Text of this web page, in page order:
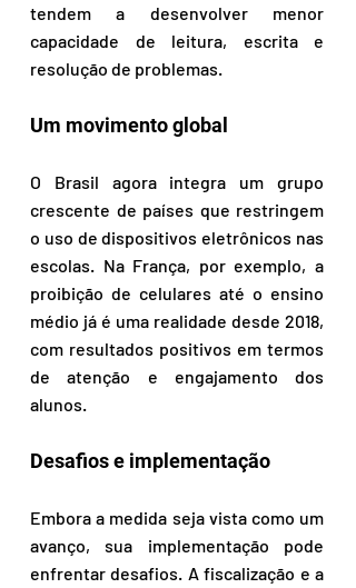
tendem a desenvolver menor
capacidade de leitura, escrita e
resolução de problemas.
Um movimento global
O Brasil agora integra um grupo
crescente de países que restringem
o uso de dispositivos eletrônicos nas
escolas. Na França, por exemplo, a
proibição de celulares até o ensino
médio já é uma realidade desde 2018,
com resultados positivos em termos
de atenção e engajamento dos
alunos.
Desafios e implementação
Embora a medida seja vista como um
avanço, sua implementação pode
enfrentar desafios. A fiscalização e a